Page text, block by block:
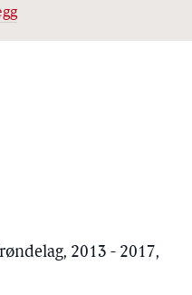
2013 - 2017,